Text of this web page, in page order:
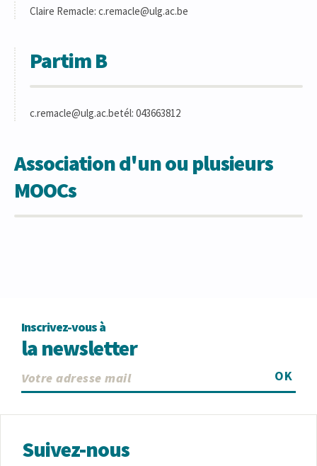
Claire Remacle: c.remacle@ulg.ac.be
Partim B
c.remacle@ulg.ac.betél: 043663812
Association d'un ou plusieurs
MOOCs
Inscrivez-vous à
la newsletter
OK
Suivez-nous